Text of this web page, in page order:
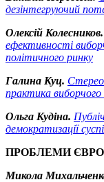
дезінтегруючий
Олексій Колесников.
ефективності
політичного ринку
Галина Куц.
практика виборчого
Ольга Кудіна.
демократизації
ПРОБЛЕМИ
Микола